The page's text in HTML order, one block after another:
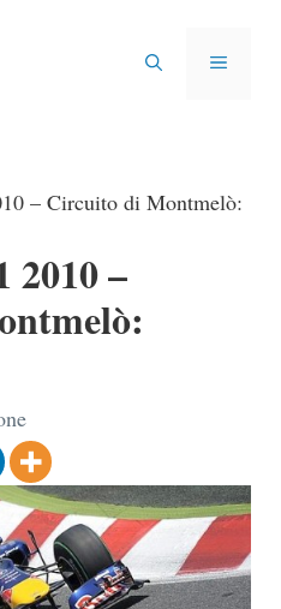
MENU
– Circuito di Montmelò:
2010 –